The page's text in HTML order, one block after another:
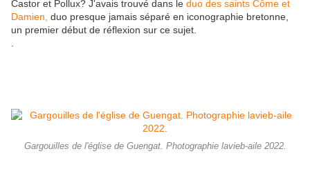
Castor et Pollux? J'avais trouvé dans le duo des saints Côme et
Damien, duo presque jamais séparé en iconographie bretonne,
un premier début de réflexion sur ce sujet.
Gargouilles de l'église de Guengat. Photographie lavieb-aile 2022.